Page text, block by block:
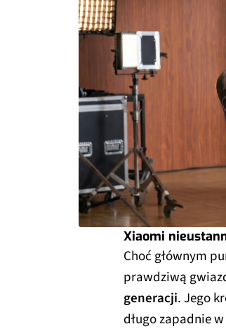
Xiaomi
Choć głównym
prawdziwą
generacji. Jego
długo zapadnie